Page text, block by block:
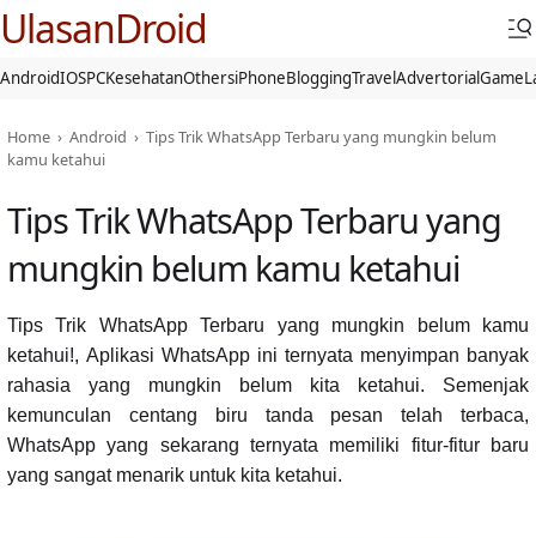
UlasanDroid
AndroidIOSPCKesehatanOthersiPhoneBloggingTravelAdvertorialGame
Home › Android › Tips Trik WhatsApp Terbaru yang mungkin belum
kamu ketahui
Tips Trik WhatsApp Terbaru yang
mungkin belum kamu ketahui
Tips Trik WhatsApp Terbaru yang mungkin belum kamu
ketahui!, Aplikasi WhatsApp ini ternyata menyimpan banyak
rahasia yang mungkin belum kita ketahui. Semenjak
kemunculan centang biru tanda pesan telah terbaca,
WhatsApp yang sekarang ternyata memiliki fitur-fitur baru
yang sangat menarik untuk kita ketahui.